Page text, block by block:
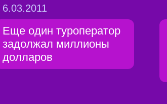
6.03.2011
Еще один туроператор
задолжал миллионы
долларов